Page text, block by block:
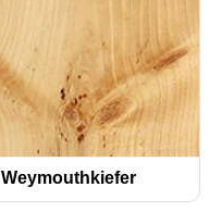
Weymouthkiefer